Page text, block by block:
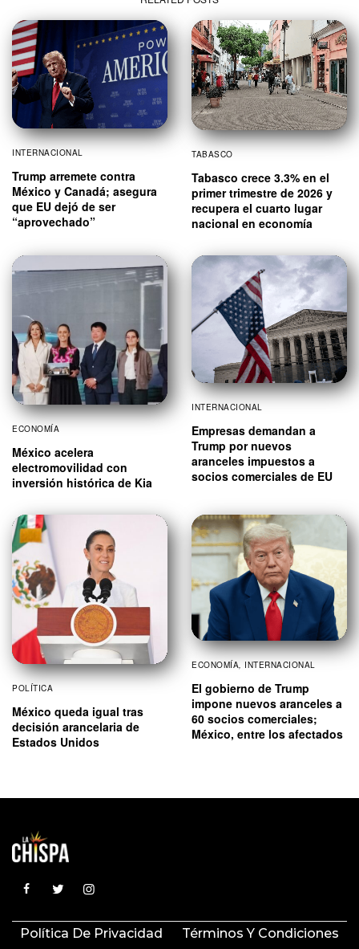
INTERNACIONAL
Trump arremete contra
México y Canadá; asegura
que EU dejó de ser
“aprovechado”
TABASCO
Tabasco crece 3.3% en el
primer trimestre de 2026 y
recupera el cuarto lugar
nacional en economía
ECONOMÍA
México acelera
electromovilidad con
inversión histórica de Kia
INTERNACIONAL
Empresas demandan a
Trump por nuevos
aranceles impuestos a
socios comerciales de EU
POLÍTICA
México queda igual tras
decisión arancelaria de
Estados Unidos
ECONOMÍA, INTERNACIONAL
El gobierno de Trump
impone nuevos aranceles a
60 socios comerciales;
México, entre los afectados
Política De Privacidad Términos Y Condiciones